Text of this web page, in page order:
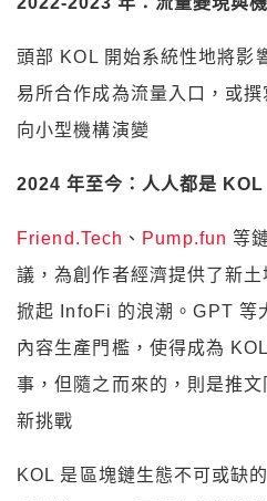
頭部 KOL 開始系統性地將影
易所合作成為流量入口，或撰
向小型機構演變
2024 年至今：人人都是 KOL
Friend.Tech 、 Pump.fun 等
議，為創作者經濟提供了新
掀起 InfoFi 的浪潮。GPT 等
內容生產門檻，使得成為
事，但隨之而來的，則是推
新挑戰
KOL 是區塊鏈生態不可或缺